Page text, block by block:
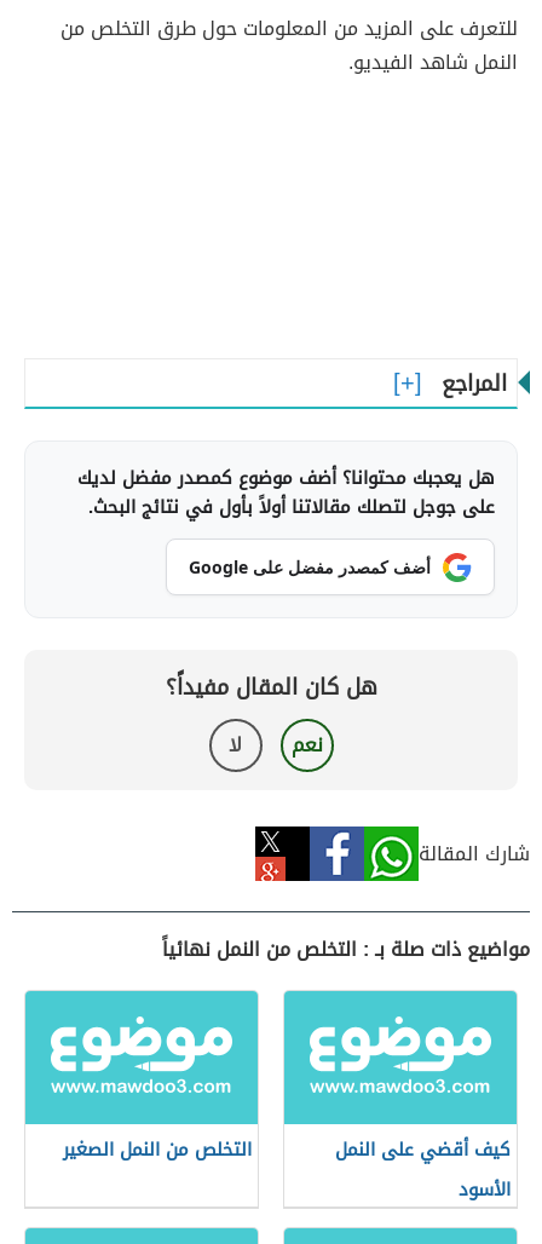
للتعرف على المزيد من المعلومات حول طرق التخلص من
النمل شاهد الفيديو.
المراجع
هل يعجبك محتوانا؟ أضف موضوع كمصدر مفضل لديك
على جوجل لتصلك مقالاتنا أولاً بأول في نتائج البحث.
أضف كمصدر مفضل على Google
هل كان المقال مفيداً؟
نعم لا
شارك المقالة
مواضيع ذات صلة بـ : التخلص من النمل نهائياً
كيف أقضي على النمل
الأسود
التخلص من النمل الصغير